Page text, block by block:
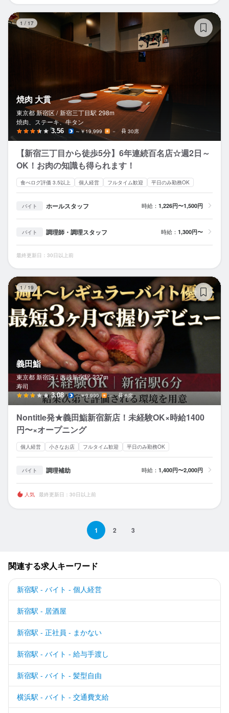
1 / 17
焼肉 大貫
東京都 新宿区 / 新宿三丁目駅 298m
焼肉、ステーキ、牛タン
3.56 ～￥19,999 － 30席
【新宿三丁目から徒歩5分】6年連続百名店☆週2日～
OK！お肉の知識も得られます！
食べログ評価 3.5以上 個人経営 フルタイム歓迎 平日のみ勤務OK
バイト ホールスタッフ 時給： 1,226円〜1,500円
バイト 調理師・調理スタッフ 時給： 1,300円〜
最終更新日：30日以上前
1 /19
義田鮨
東京都 新宿区 / 西武新宿駅 327m
寿司
3.08 ～￥9,999 － 6席
Nontitle発★義田鮨新宿新店！未経験OK×時給1400
円〜×オープニング
個人経営 小さなお店 フルタイム歓迎 平日のみ勤務OK
バイト 調理補助 時給： 1,400円〜2,000円
人気 最終更新日：30日以上前
1 2 3
関連する求人キーワード
新宿駅 - バイト - 個人経営
新宿駅 - 居酒屋
新宿駅 - 正社員 - まかない
新宿駅 - バイト - 給与手渡し
新宿駅 - バイト - 髪型自由
横浜駅 - バイト - 交通費支給